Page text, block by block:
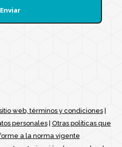
web, términos y condiciones|
personales| Otras políticas que
a la norma vigente